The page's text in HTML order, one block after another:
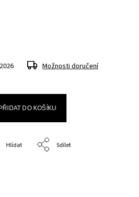
Možnosti doručení
PŘIDAT DO KOŠÍKU
Hlídat Sdílet